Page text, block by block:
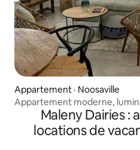
Appartement · Noosaville
Appartement moderne,
Maleny Dairies :
locations de